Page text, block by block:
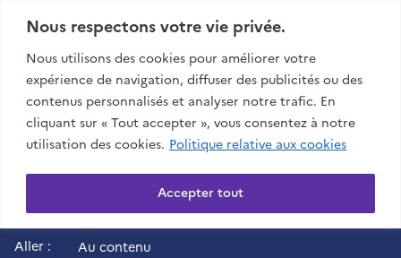
Nous respectons votre vie privée.
Nous utilisons des cookies pour améliorer votre
expérience de navigation, diffuser des publicités ou des
contenus personnalisés et analyser notre trafic. En
cliquant sur « Tout accepter », vous consentez à notre
utilisation des cookies. Politique relative aux cookies
Accepter tout
Aller :
Au contenu